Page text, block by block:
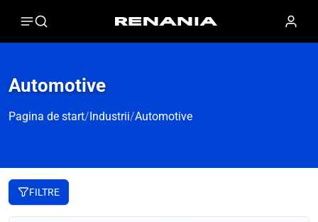
Automotive
Pagina de start/ Industrii/ Automotive
FILTRE